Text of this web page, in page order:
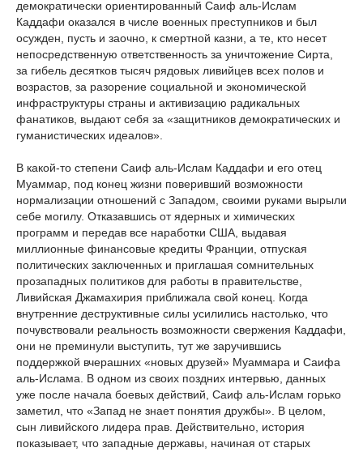
демократически ориентированный Саиф аль-Ислам
Каддафи оказался в числе военных преступников и был
осужден, пусть и заочно, к смертной казни, а те, кто несет
непосредственную ответственность за уничтожение Сирта,
за гибель десятков тысяч рядовых ливийцев всех полов и
возрастов, за разорение социальной и экономической
инфраструктуры страны и активизацию радикальных
фанатиков, выдают себя за «защитников демократических и
гуманистических идеалов».
В какой-то степени Саиф аль-Ислам Каддафи и его отец
Муаммар, под конец жизни поверивший возможности
нормализации отношений с Западом, своими руками вырыли
себе могилу. Отказавшись от ядерных и химических
программ и передав все наработки США, выдавая
миллионные финансовые кредиты Франции, отпуская
политических заключенных и приглашая сомнительных
прозападных политиков для работы в правительстве,
Ливийская Джамахирия приближала свой конец. Когда
внутренние деструктивные силы усилились настолько, что
почувствовали реальность возможности свержения Каддафи,
они не преминули выступить, тут же заручившись
поддержкой вчерашних «новых друзей» Муаммара и Саифа
аль-Ислама. В одном из своих поздних интервью, данных
уже после начала боевых действий, Саиф аль-Ислам горько
заметил, что «Запад не знает понятия дружбы». В целом,
сын ливийского лидера прав. Действительно, история
показывает, что западные державы, начиная от старых